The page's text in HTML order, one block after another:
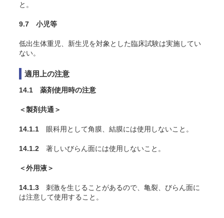
と。
9.7 小児等
低出生体重児、新生児を対象とした臨床試験は実施してい
ない。
適用上の注意
14.1 薬剤使用時の注意
＜製剤共通＞
14.1.1 眼科用として角膜、結膜には使用しないこと。
14.1.2 著しいびらん面には使用しないこと。
＜外用液＞
14.1.3 刺激を生じることがあるので、亀裂、びらん面に
は注意して使用すること。